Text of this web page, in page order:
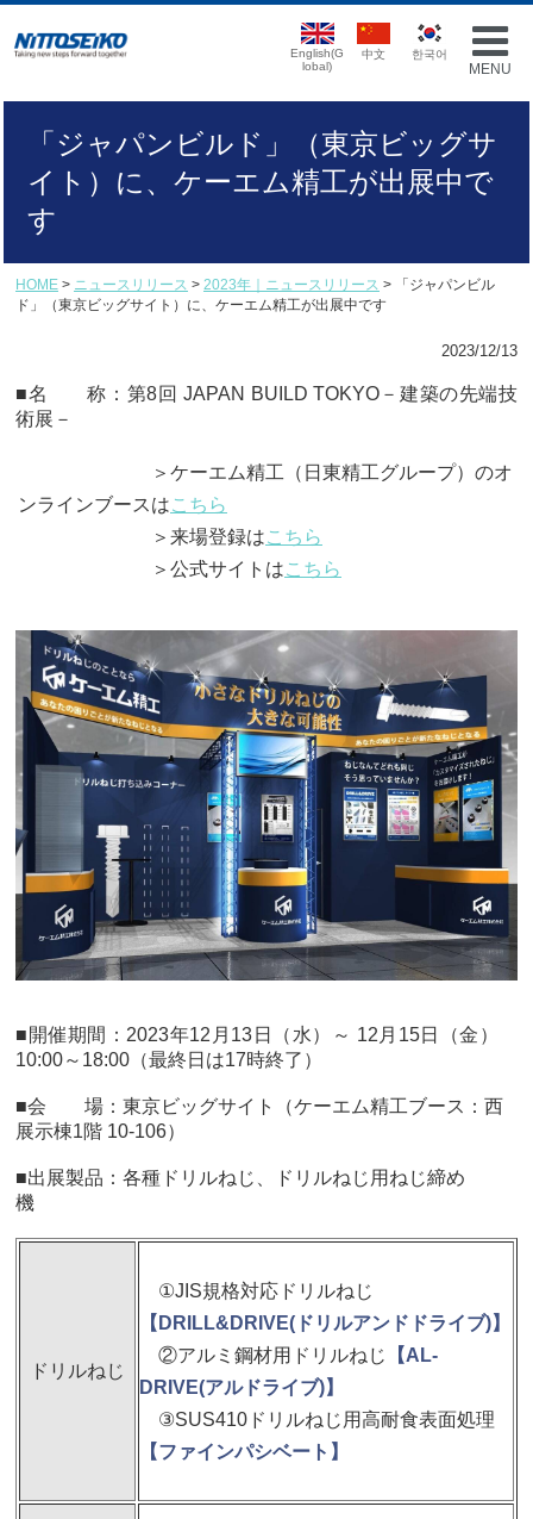
MENU
English(G
lobal)
中文 한국어
「ジャパンビルド」（東京ビッグサ
イト）に、ケーエム精工が出展中で
す
HOME > ニュースリリース > 2023年｜ニュースリリース > 「ジャパンビル
ド」（東京ビッグサイト）に、ケーエム精工が出展中です
2023/12/13
■名 称：第8回 JAPAN BUILD TOKYO－建築の先端技
術展－
＞ケーエム精工（日東精工グループ）のオ
ンラインブースはこちら
＞来場登録はこちら
＞公式サイトはこちら
■開催期間：2023年12月13日（水）～ 12月15日（金）
10:00～18:00（最終日は17時終了）
■会 場：東京ビッグサイト（ケーエム精工ブース：西
展示棟1階 10-106）
■出展製品：各種ドリルねじ、ドリルねじ用ねじ締め
機
ドリルねじ
①JIS規格対応ドリルねじ
【DRILL&DRIVE(ドリルアンドドライブ)】
②アルミ鋼材用ドリルねじ
【AL-
DRIVE(アルドライブ)】
③SUS410ドリルねじ用高耐食表面処理
【ファインパシベート】